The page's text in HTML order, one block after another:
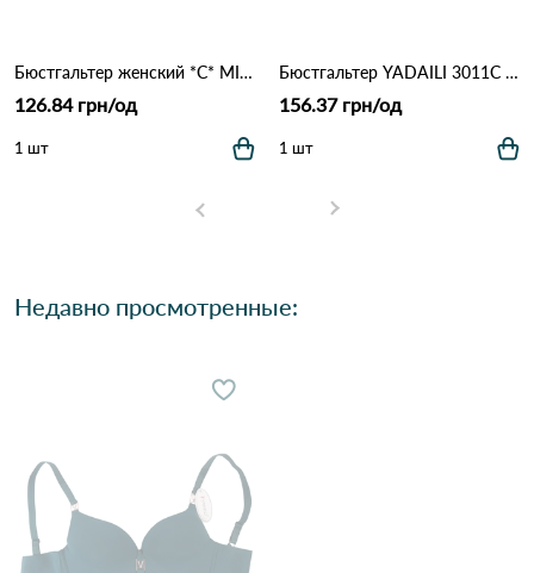
Бюстгальтер женский *C* MIS AITOR 8016 3.3 Белый
126.84 грн/од
1 шт
Бюстгальтер YADAILI 3011С 2,2 Персиковый
156.37 грн/од
1 шт
Недавно просмотренные: